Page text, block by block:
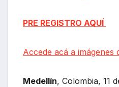
PRE REGISTRO AQUÍ
Accede acá a imágenes
Medellín, Colombia, 11